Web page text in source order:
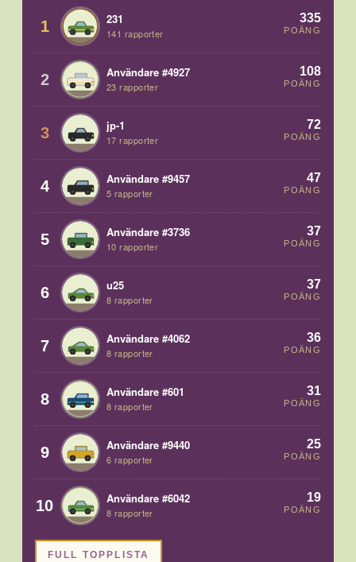
1 231
141 rapporter
335
POÄNG
2 Användare #4927
23 rapporter
108
POÄNG
3 jp-1
17 rapporter
72
POÄNG
4 Användare #9457
5 rapporter
47
POÄNG
5 Användare #3736
10 rapporter
37
POÄNG
6 u25
8 rapporter
37
POÄNG
7 Användare #4062
8 rapporter
36
POÄNG
8 Användare #601
8 rapporter
31
POÄNG
9 Användare #9440
6 rapporter
25
POÄNG
10 Användare #6042
8 rapporter
19
POÄNG
FULL TOPPLISTA